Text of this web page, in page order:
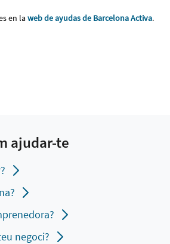
en la web de ayudas de Barcelona Activa.
ajudar-te
negoci?